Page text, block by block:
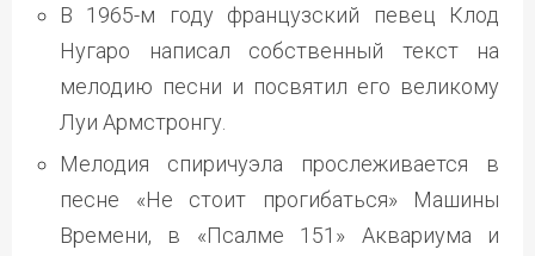
В 1965-м году французский певец Клод
Нугаро написал собственный текст на
мелодию песни и посвятил его великому
Луи Армстронгу.
Мелодия спиричуэла прослеживается в
песне «Не стоит прогибаться» Машины
Времени, в «Псалме 151» Аквариума и